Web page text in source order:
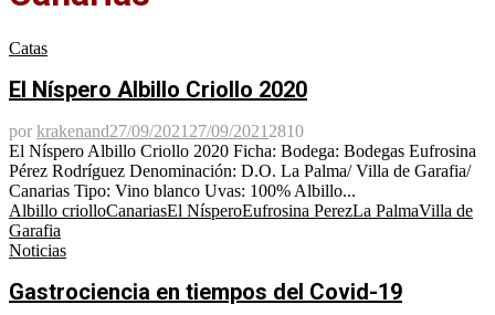
Catas
El Níspero Albillo Criollo 2020
por krakenand27/09/2021 27/09/2021 2810
El Níspero Albillo Criollo 2020 Ficha: Bodega: Bodegas Eufrosina
Pérez Rodríguez Denominación: D.O. La Palma/ Villa de Garafia/
Canarias Tipo: Vino blanco Uvas: 100% Albillo...
Albillo criolloCanariasEl NísperoEufrosina PerezLa PalmaVilla de
Garafia
Noticias
Gastrociencia en tiempos del Covid-19